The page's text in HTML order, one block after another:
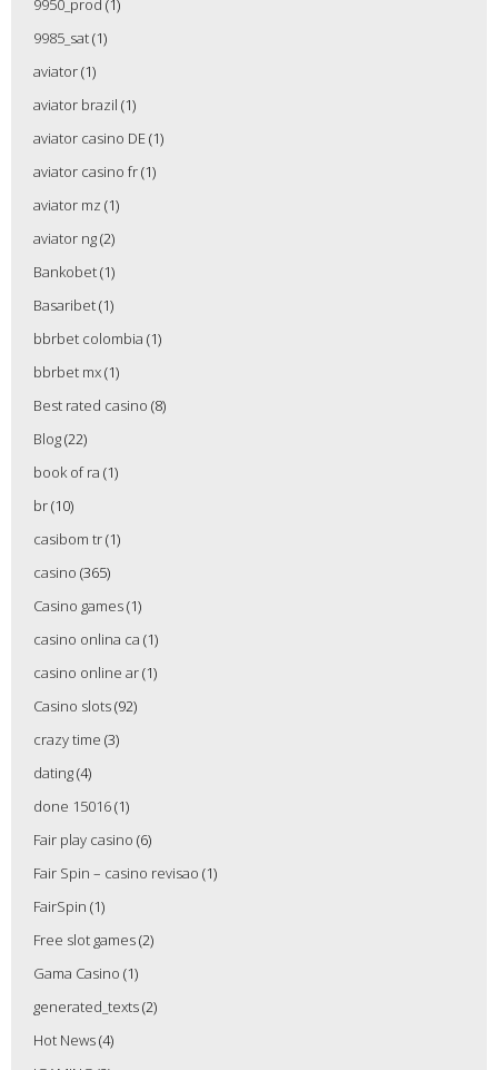
9950_prod (1)
9985_sat(1)
aviator(1)
aviator brazil (1)
aviator casino DE(1)
aviator casino fr(1)
aviator mz (1)
aviator ng(2)
Bankobet(1)
Basaribet(1)
bbrbet colombia (1)
bbrbet mx(1)
Best rated casino (8)
Blog(22)
book of ra (1)
br(10)
casibom tr(1)
casino (365)
Casino games(1)
casino onlina ca (1)
casino online ar(1)
Casino slots(92)
crazy time (3)
dating(4)
done 15016(1)
Fair play casino (6)
Fair Spin – casino revisao (1)
FairSpin (1)
Free slot games(2)
Gama Casino (1)
generated_texts(2)
Hot News(4)